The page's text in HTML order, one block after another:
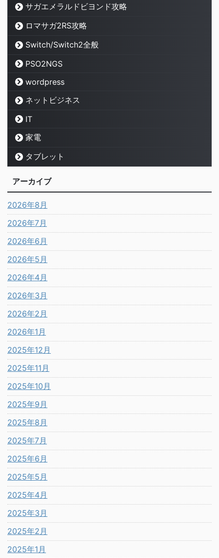
サガエメラルドビヨンド攻略
ロマサガ2RS攻略
Switch/Switch2全般
PSO2NGS
wordpress
ネットビジネス
IT
家電
タブレット
アーカイブ
2026年8月
2026年7月
2026年6月
2026年5月
2026年4月
2026年3月
2026年2月
2026年1月
2025年12月
2025年11月
2025年10月
2025年9月
2025年8月
2025年7月
2025年6月
2025年5月
2025年4月
2025年3月
2025年2月
2025年1月